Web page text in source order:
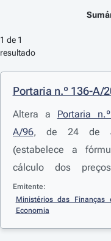
1 de 1
resultado
Portaria n.º 136-A/
Altera a Portaria
A/96, de 24 de
(estabelece a
cálculo dos
produtos de
submetidos ao
Emitente:
Ministérios das Finanças
Economia